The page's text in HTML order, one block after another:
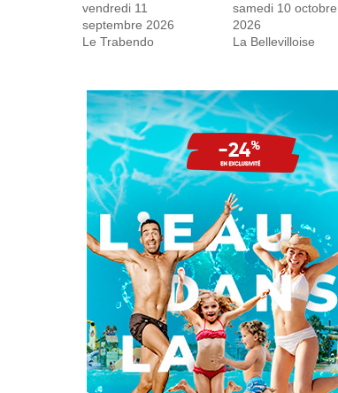
vendredi 11
septembre 2026
Le Trabendo
samedi 10 octobre
2026
La Bellevilloise